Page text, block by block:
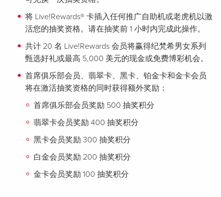
将 Live!Rewards® 卡插入任何推广自助机或老虎机以激
活您的抽奖资格。请在抽奖前 1 小时内完成此操作。
共计 20 名 Live!Rewards 会员将赢得纪梵希男女系列
甄选好礼或最高 5,000 美元的现金或免费博彩机会。
首席俱乐部会员、翡翠卡、黑卡、铂金卡和金卡会员
将在激活抽奖资格的同时获得额外奖励：
首席俱乐部会员奖励 500 抽奖积分
翡翠卡会员奖励 400 抽奖积分
黑卡会员奖励 300 抽奖积分
白金会员奖励 200 抽奖积分
金卡会员奖励 100 抽奖积分